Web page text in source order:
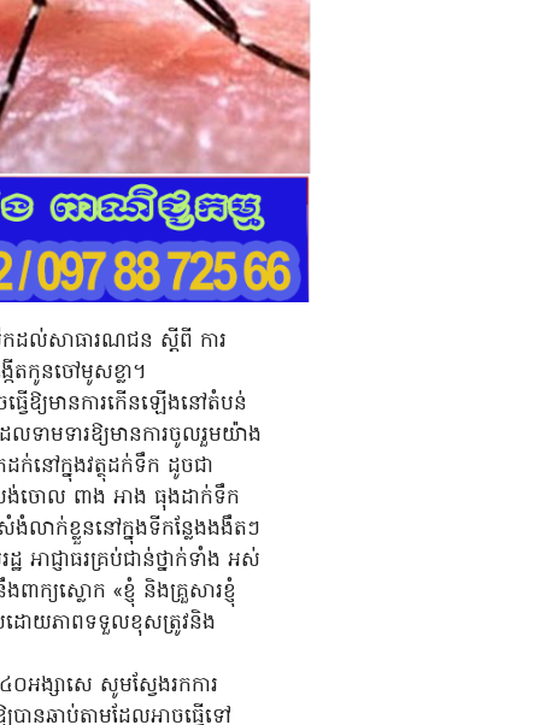
កដល់សាធារណជន ស្ដីពី ការ
ើតកូនចៅមូសខ្លា។
ើឱ្យមានការកើនឡើងនៅតំបន់
លទាមទារឱ្យមានការចូលរួមយ៉ាង
ក់នៅក្នុងវត្ថុដក់ទឹក ដូចជា
ចោល ពាង អាង ធុងដាក់ទឹក
លាក់ខ្លួននៅក្នុងទីកន្លែងងងឹតៗ
ជ្ញាធរគ្រប់ជាន់ថ្នាក់ទាំង អស់
ក្យស្លោក «ខ្ញុំ និងគ្រួសារខ្ញុំ
រកបដោយភាពទទួលខុសត្រូវនិង
០អង្សាសេ សូមស្វែងរកការ
នឆាប់តាមដែលអាចធ្វើទៅ